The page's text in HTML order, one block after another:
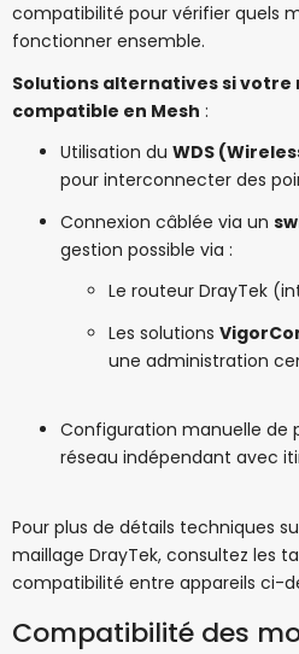
compatibilité pour vérifier quels
fonctionner ensemble.
Solutions alternatives si votre
compatible en Mesh :
Utilisation du WDS
pour interconnecter des
Connexion câblée via un
gestion possible via :
Le routeur DrayTek
Les solutions
une administration
Configuration manuelle de
réseau indépendant avec
Pour plus de détails techniques
maillage DrayTek, consultez les
compatibilité entre appareils ci-
Compatibilité des